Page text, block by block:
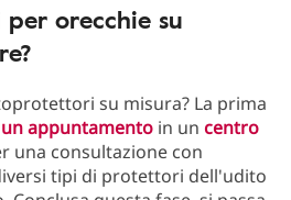
orecchie su
su misura? La prima
appuntamento in un centro
una consultazione con
tipi di protettori dell'udito